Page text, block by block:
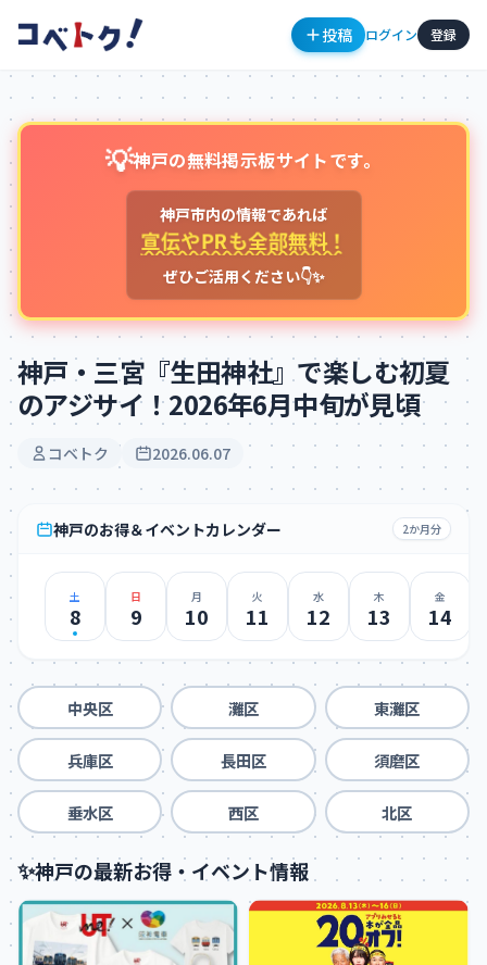
投稿 ログイン 登録
💡神戸の無料掲示板サイトです。
神戸市内の情報であれば
宣伝やPRも全部無料！
ぜひご活用ください👇✨
神戸・三宮『生田神社』で楽しむ初夏
のアジサイ！2026年6月中旬が見頃
コベトク 2026.06.07
神戸のお得＆イベントカレンダー 2か月分
土
8
日
9
月
10
火
11
水
12
木
13
金
14
中央区 灘区 東灘区
兵庫区 長田区 須磨区
垂水区 西区 北区
✨神戸の最新お得・イベント情報
コメントを投稿するにはログインが必要です
ログイン
新規登録